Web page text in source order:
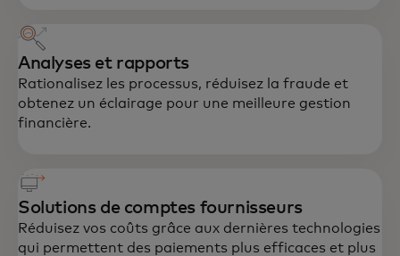
Analyses et rapports
Rationalisez les processus, réduisez la fraude et
obtenez un éclairage pour une meilleure gestion
financière.
Solutions de comptes fournisseurs
Réduisez vos coûts grâce aux dernières technologies
qui permettent des paiements plus efficaces et plus